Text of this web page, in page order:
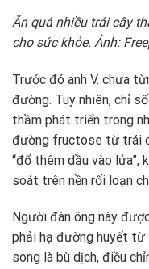
Ăn quá nhiều trái cây
cho sức khỏe. Ảnh:
Trước đó anh V. chưa
đường. Tuy nhiên, chỉ
thầm phát triển trong
đường fructose từ trái
“đổ thêm dầu vào
soát trên nền rối loạn
Người đàn ông này
phải hạ đường huyết từ
song là bù dịch, điều